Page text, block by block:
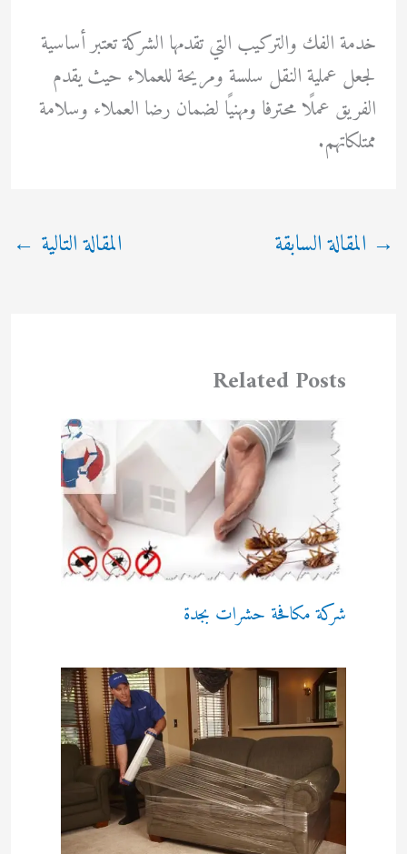
خدمة الفك والتركيب التي تقدمها الشركة تعتبر أساسية
لجعل عملية النقل سلسة ومريحة للعملاء حيث يقدم
الفريق عملًا محترفا ومهنيًا لضمان رضا العملاء وسلامة
ممتلكاتهم.
→ المقالة السابقة المقالة التالية ←
Related Posts
شركة مكافحة حشرات بجدة